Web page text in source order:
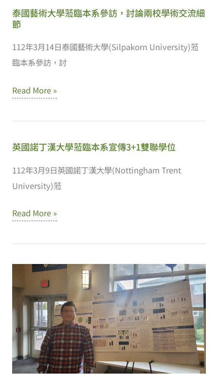
永
放
棄-
浩
泰國藝術大學蒞臨本系參訪，討論兩校學術交流細
節
112年3月14日泰國藝術大學(Silpakorn University)蒞
臨本系參訪，討
泰
藝
大
學
蒞
本
參
訪，
論
兩
學
術
交
Read More »
英國諾丁漢大學蒞臨本系宣傳3+1雙聯學位
112年3月9日英國諾丁漢大學(Nottingham Trent
University)蒞
英
諾
大
學
臨
本
系
Read More »